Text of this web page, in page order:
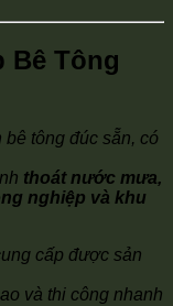
Bê Tông
bê tông đúc sẵn, có
thoát nước mưa,
nghiệp và khu
cấp được sản
và thi công nhanh